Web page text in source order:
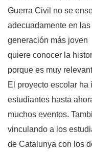
Guerra Civil no se
adecuadamente en
generación más joven
quiere conocer la
porque es muy
El proyecto escolar
estudiantes hasta
muchos eventos.
vinculando a los
de Catalunya con los